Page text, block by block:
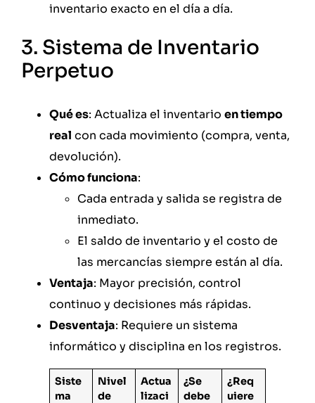
inventario exacto en el día a día.
3. Sistema de Inventario
Perpetuo
Qué es: Actualiza el inventario en tiempo
real con cada movimiento (compra, venta,
devolución).
Cómo funciona:
Cada entrada y salida se registra de
inmediato.
El saldo de inventario y el costo de
las mercancías siempre están al día.
Ventaja: Mayor precisión, control
continuo y decisiones más rápidas.
Desventaja: Requiere un sistema
informático y disciplina en los registros.
Siste
ma
Nivel
de
Actua
lizaci
¿Se
debe
¿Req
uiere